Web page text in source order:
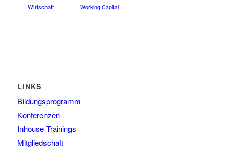
Wirtschaft Working Capital
LINKS
Bildungsprogramm
Konferenzen
Inhouse Trainings
Mitgliedschaft